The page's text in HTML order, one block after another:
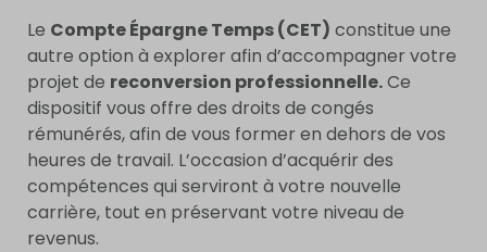
Le Compte Épargne Temps (CET) constitue une
autre option à explorer afin d’accompagner votre
projet de reconversion professionnelle.Ce
dispositif vous offre des droits de congés
rémunérés, afin de vous former en dehors de vos
heures de travail. L’occasion d’acquérir des
compétences qui serviront à votre nouvelle
carrière, tout en préservant votre niveau de
revenus.